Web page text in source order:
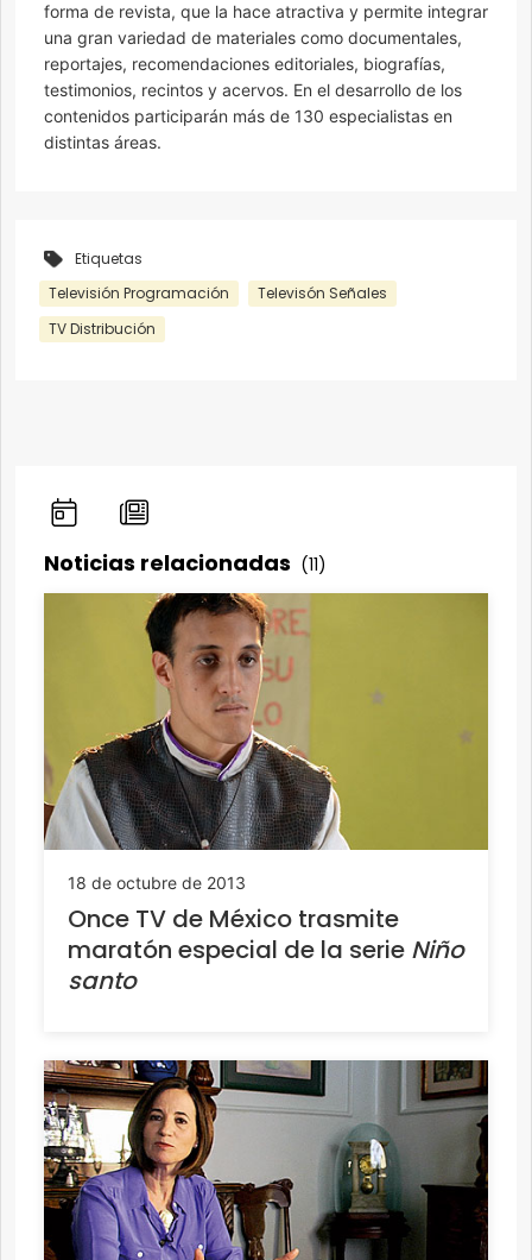
forma de revista, que la hace atractiva y permite integrar
una gran variedad de materiales como documentales,
reportajes, recomendaciones editoriales, biografías,
testimonios, recintos y acervos. En el desarrollo de los
contenidos participarán más de 130 especialistas en
distintas áreas.
Etiquetas
Televisión Programación
Televisón Señales
TV Distribución
Noticias relacionadas (11)
18 de octubre de 2013
Once TV de México trasmite
maratón especial de la serie Niño
santo